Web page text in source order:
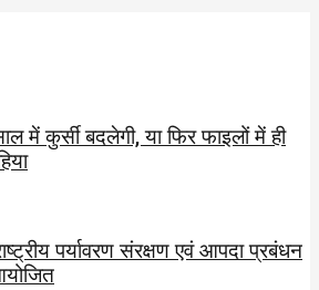
में कुर्सी बदलेगी, या फिर फाइलों में ही
पर्यावरण संरक्षण एवं आपदा प्रबंधन